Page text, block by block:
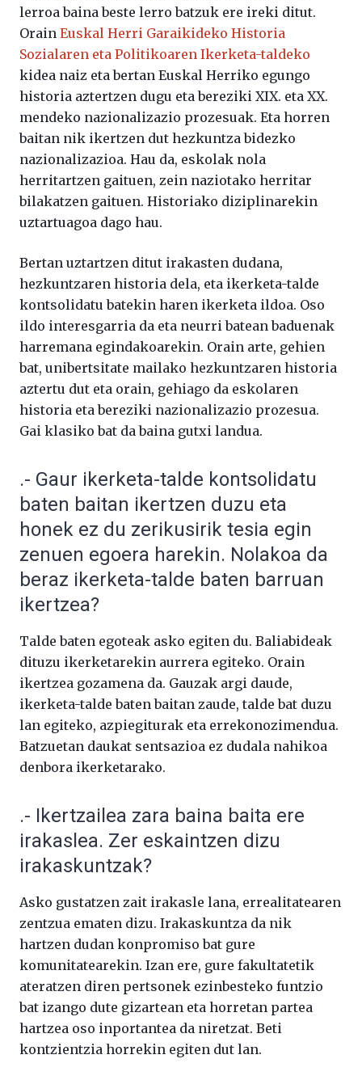
lerroa baina beste lerro batzuk ere ireki ditut.
Orain Euskal Herri Garaikideko Historia
Sozialaren eta Politikoaren Ikerketa-taldeko
kidea naiz eta bertan Euskal Herriko egungo
historia aztertzen dugu eta bereziki XIX. eta XX.
mendeko nazionalizazio prozesuak. Eta horren
baitan nik ikertzen dut hezkuntza bidezko
nazionalizazioa. Hau da, eskolak nola
herritartzen gaituen, zein naziotako herritar
bilakatzen gaituen. Historiako diziplinarekin
uztartuagoa dago hau.
Bertan uztartzen ditut irakasten dudana,
hezkuntzaren historia dela, eta ikerketa-talde
kontsolidatu batekin haren ikerketa ildoa. Oso
ildo interesgarria da eta neurri batean baduenak
harremana egindakoarekin. Orain arte, gehien
bat, unibertsitate mailako hezkuntzaren historia
aztertu dut eta orain, gehiago da eskolaren
historia eta bereziki nazionalizazio prozesua.
Gai klasiko bat da baina gutxi landua.
.- Gaur ikerketa-talde kontsolidatu
baten baitan ikertzen duzu eta
honek ez du zerikusirik tesia egin
zenuen egoera harekin. Nolakoa da
beraz ikerketa-talde baten barruan
ikertzea?
Talde baten egoteak asko egiten du. Baliabideak
dituzu ikerketarekin aurrera egiteko. Orain
ikertzea gozamena da. Gauzak argi daude,
ikerketa-talde baten baitan zaude, talde bat duzu
lan egiteko, azpiegiturak eta errekonozimendua.
Batzuetan daukat sentsazioa ez dudala nahikoa
denbora ikerketarako.
.- Ikertzailea zara baina baita ere
irakaslea. Zer eskaintzen dizu
irakaskuntzak?
Asko gustatzen zait irakasle lana, errealitatearen
zentzua ematen dizu. Irakaskuntza da nik
hartzen dudan konpromiso bat gure
komunitatearekin. Izan ere, gure fakultatetik
ateratzen diren pertsonek ezinbesteko funtzio
bat izango dute gizartean eta horretan partea
hartzea oso inportantea da niretzat. Beti
kontzientzia horrekin egiten dut lan.